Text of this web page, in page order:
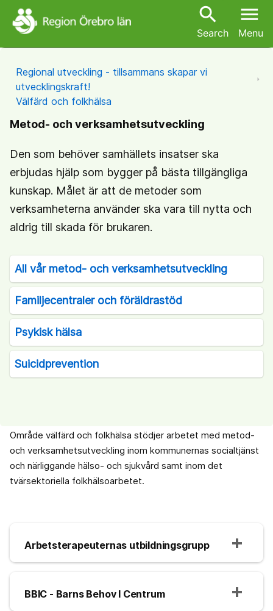
search
Search
menu
Menu
Regional utveckling - tillsammans skapar vi
utvecklingskraft!
Välfärd och folkhälsa
Metod- och verksamhetsutveckling
Den som behöver samhällets insatser ska
erbjudas hjälp som bygger på bästa tillgängliga
kunskap. Målet är att de metoder som
verksamheterna använder ska vara till nytta och
aldrig till skada för brukaren.
All vår metod- och verksamhetsutveckling
Familjecentraler och föräldrastöd
Psykisk hälsa
Suicidprevention
Område välfärd och folkhälsa stödjer arbetet med metod-
och verksamhetsutveckling inom kommunernas socialtjänst
och närliggande hälso- och sjukvård samt inom det
tvärsektoriella folkhälsoarbetet.
Arbetsterapeuternas utbildningsgrupp
BBIC - Barns Behov I Centrum